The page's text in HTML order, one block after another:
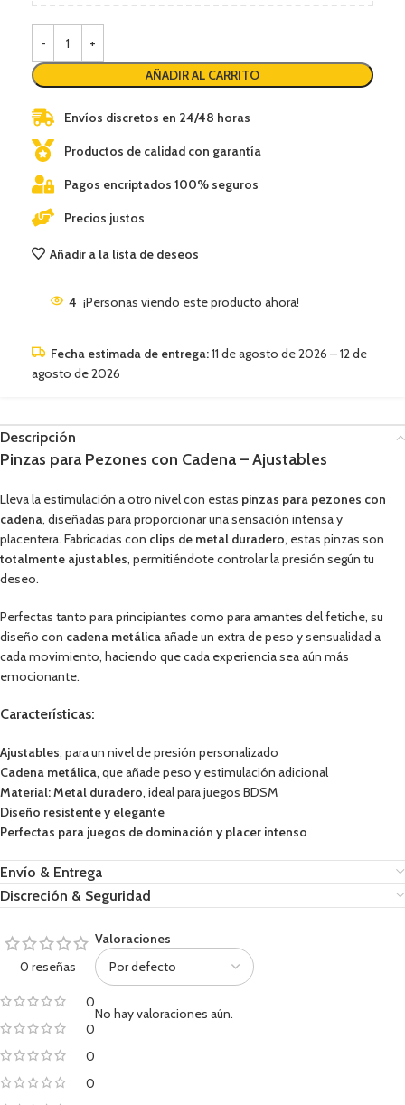
AÑADIR AL CARRITO
Envíos discretos en 24/48 horas
Productos de calidad con garantía
Pagos encriptados 100% seguros
Precios justos
Añadir a la lista de deseos
4 ¡Personas viendo este producto ahora!
Fecha estimada de entrega:11 de agosto de 2026 – 12 de
agosto de 2026
Descripción
Pinzas para Pezones con Cadena – Ajustables
Lleva la estimulación a otro nivel con estas pinzas para pezones con
cadena, diseñadas para proporcionar una sensación intensa y
placentera. Fabricadas con clips de metal duradero, estas pinzas son
totalmente ajustables, permitiéndote controlar la presión según tu
deseo.
Perfectas tanto para principiantes como para amantes del fetiche, su
diseño con cadena metálicaañade un extra de peso y sensualidad a
cada movimiento, haciendo que cada experiencia sea aún más
emocionante.
Características:
Ajustables, para un nivel de presión personalizado
Cadena metálica, que añade peso y estimulación adicional
Material: Metal duradero, ideal para juegos BDSM
Diseño resistente y elegante
Perfectas para juegos de dominación y placer intenso
Envío & Entrega
Discreción & Seguridad
0 reseñas
0
0
0
0
Valoraciones
No hay valoraciones aún.